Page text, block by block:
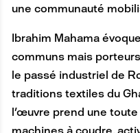
une communauté
Ibrahim Mahama
communs mais
le passé industriel de
traditions textiles du
l'œuvre prend une